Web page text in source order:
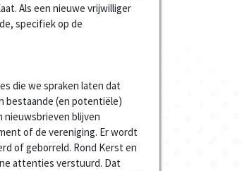
Als een nieuwe vrijwilliger
specifiek op de
die we spraken laten dat
bestaande (en potentiële)
nieuwsbrieven blijven
of de vereniging. Er wordt
of geborreld. Rond Kerst en
attenties verstuurd. Dat